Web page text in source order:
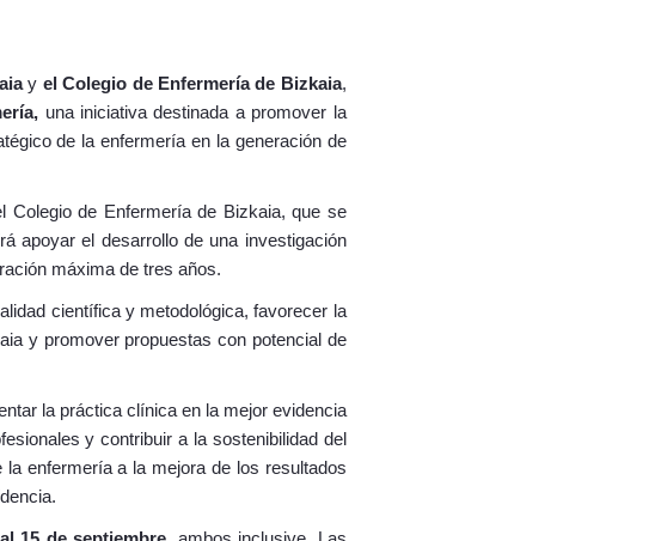
y el Colegio de Enfermería de Bizkaia,
una iniciativa destinada a promover la
de la enfermería en la generación de
Colegio de Enfermería de Bizkaia, que se
apoyar el desarrollo de una investigación
máxima de tres años.
científica y metodológica, favorecer la
y promover propuestas con potencial de
la práctica clínica en la mejor evidencia
y contribuir a la sostenibilidad del
enfermería a la mejora de los resultados